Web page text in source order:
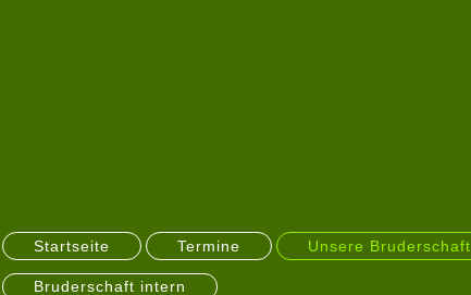
Startseite Termine Unsere Bruderschaft
Bruderschaft intern